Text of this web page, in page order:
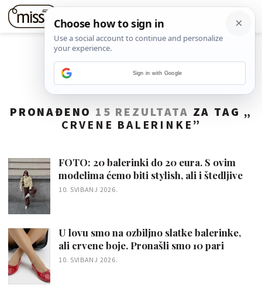
PRONAĐENO 15 REZULTATA ZA TAG „
CRVENE BALERINKE ”
FOTO: 20 balerinki do 20 eura. S ovim
modelima ćemo biti stylish, ali i štedljive
10. SVIBANJ 2026.
U lovu smo na ozbiljno slatke balerinke,
ali crvene boje. Pronašli smo 10 pari
10. SVIBANJ 2026.
Sign in with Google